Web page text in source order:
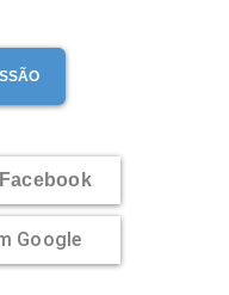
Facebook
Google